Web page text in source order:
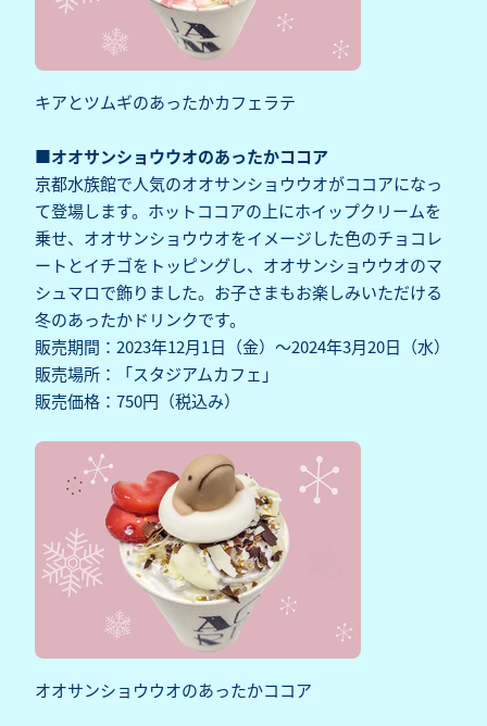
キアとツムギのあったかカフェラテ
■オオサンショウウオのあったかココア
京都水族館で人気のオオサンショウウオがココアになっ
て登場します。ホットココアの上にホイップクリームを
乗せ、オオサンショウウオをイメージした色のチョコレ
ートとイチゴをトッピングし、オオサンショウウオのマ
シュマロで飾りました。お子さまもお楽しみいただける
冬のあったかドリンクです。
販売期間：2023年12月1日（金）～2024年3月20日（水）
販売場所：「スタジアムカフェ」
販売価格：750円（税込み）
オオサンショウウオのあったかココア